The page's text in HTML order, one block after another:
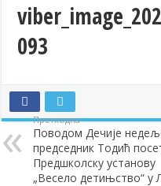
Лепосавић прославио Светог
Додела подстицаја за
Братске и пријатељске
ОБАВЕШТЕЊЕ – Бесплатан
093
Претходна
Поводом Дечије
председник Тодић
Предшколску установу
„Весело детињство“ у